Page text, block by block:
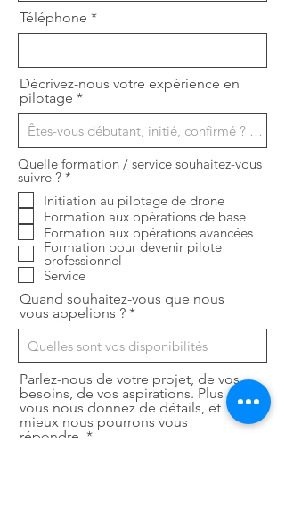
Téléphone
Décrivez-nous votre expérience en
pilotage
Quelle formation / service souhaitez-vous
suivre ? *
l
i
g
a
t
o
i
r
e
Initiation au pilotage de drone
Formation aux opérations de base
Formation aux opérations avancées
Formation pour devenir pilote
professionnel
Service
Quand souhaitez-vous que nous
vous appelions ?
Parlez-nous de votre projet, de vos
besoins, de vos aspirations. Plus
vous nous donnez de détails, et
mieux nous pourrons vous
répondre.